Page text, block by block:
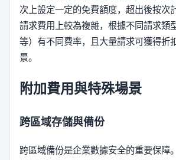
次上設定一定的免費額度，超出後按次
請求費用上較為複雜，根據不同請求類
等）有不同費率，且大量請求可獲得折
景。
附加費用與特殊場景
跨區域存儲與備份
跨區域備份是企業數據安全的重要保障